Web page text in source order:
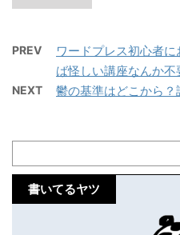
PREV
ワードプレス初心者
ば怪しい講座なんか不
NEXT 鬱の基準はどこから
書いてるヤツ